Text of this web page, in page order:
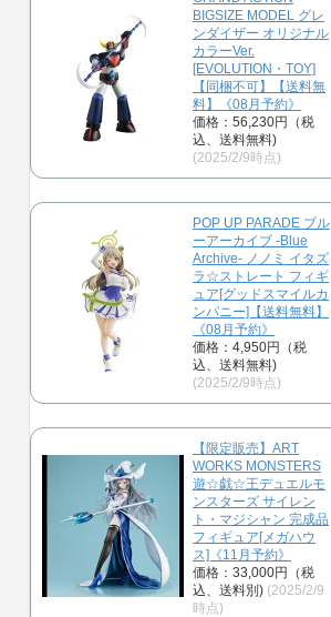
BIGSIZE MODEL グレ
ンダイザー オリジナル
カラーVer.
[EVOLUTION・TOY]
【同梱不可】【送料無
料】《08月予約》
価格：56,230円（税
込、送料無料)
(2025/2/9時点)
POP UP PARADE ブル
ーアーカイブ -Blue
Archive- ノノミ イタズ
ラ☆ストレート フィギ
ュア[グッドスマイルカ
ンパニー]【送料無料】
《08月予約》
価格：4,950円（税
込、送料無料)
(2025/2/9時点)
【限定販売】ART
WORKS MONSTERS
遊☆戯☆王デュエルモ
ンスターズ サイレン
ト・マジシャン 完成品
フィギュア[メガハウ
ス]《11月予約》
価格：33,000円（税
込、送料別) (2025/2/9
時点)